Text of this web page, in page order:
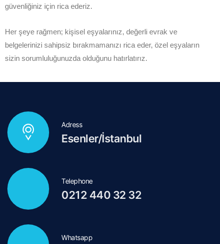
güvenliğiniz için rica ederiz.
Her şeye rağmen; kişisel eşyalarınız, değerli evrak ve
belgelerinizi sahipsiz bırakmamanızı rica eder, özel eşyaların
sizin sorumluluğunuzda olduğunu hatırlatırız.
Adress
Esenler/İstanbul
Telephone
0212 440 32 32
Whatsapp